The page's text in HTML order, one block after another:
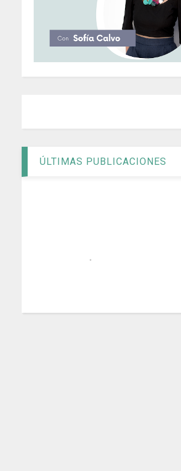
ÚLTIMAS PUBLICACIONES